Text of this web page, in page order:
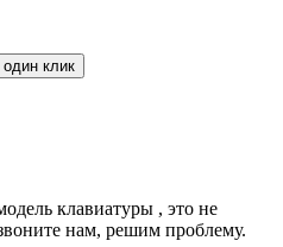
клик
клавиатуры , это не
нам, решим проблему.